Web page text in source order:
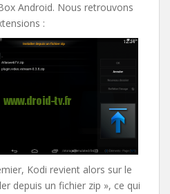
Android. Nous retrouvons
:
Kodi revient alors sur le
depuis un fichier zip », ce qui